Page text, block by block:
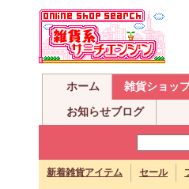
ホーム 雑貨ショッ
お知らせブログ
新着雑貨アイテム セール